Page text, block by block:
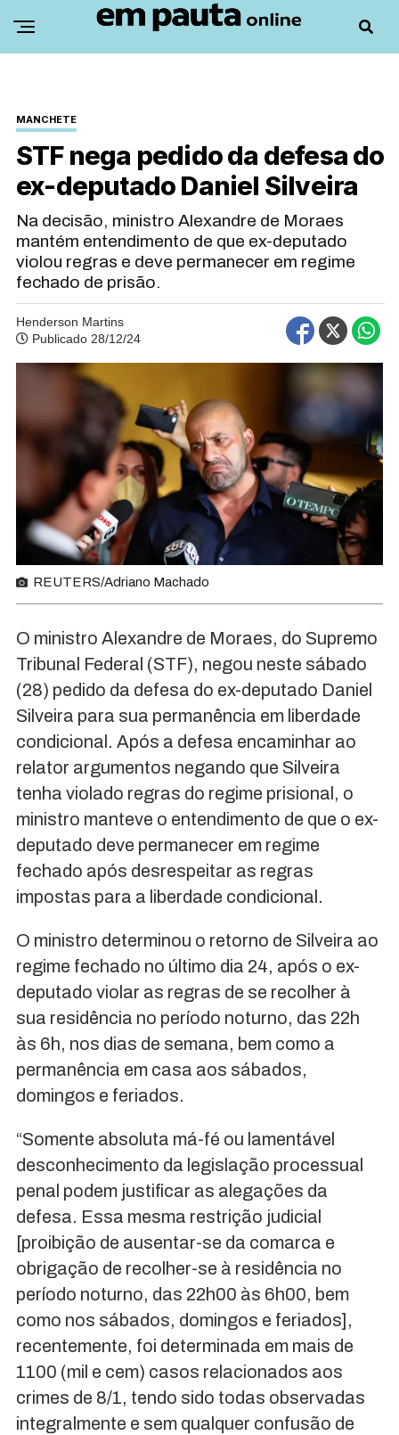
MANCHETE
STF nega pedido da defesa do
ex-deputado Daniel Silveira
Na decisão, ministro Alexandre de Moraes
mantém entendimento de que ex-deputado
violou regras e deve permanecer em regime
fechado de prisão.
Henderson Martins
Publicado 28/12/24
REUTERS/Adriano Machado
O ministro Alexandre de Moraes, do Supremo
Tribunal Federal (STF), negou neste sábado
(28) pedido da defesa do ex-deputado Daniel
Silveira para sua permanência em liberdade
condicional. Após a defesa encaminhar ao
relator argumentos negando que Silveira
tenha violado regras do regime prisional, o
ministro manteve o entendimento de que o ex-
deputado deve permanecer em regime
fechado após desrespeitar as regras
impostas para a liberdade condicional.
O ministro determinou o retorno de Silveira ao
regime fechado no último dia 24, após o ex-
deputado violar as regras de se recolher à
sua residência no período noturno, das 22h
às 6h, nos dias de semana, bem como a
permanência em casa aos sábados,
domingos e feriados.
“Somente absoluta má-fé ou lamentável
desconhecimento da legislação processual
penal podem justificar as alegações da
defesa. Essa mesma restrição judicial
[proibição de ausentar-se da comarca e
obrigação de recolher-se à residência no
período noturno, das 22h00 às 6h00, bem
como nos sábados, domingos e feriados],
recentemente, foi determinada em mais de
1100 (mil e cem) casos relacionados aos
crimes de 8/1, tendo sido todas observadas
integralmente e sem qualquer confusão de